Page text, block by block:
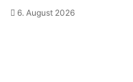
6. August 2026